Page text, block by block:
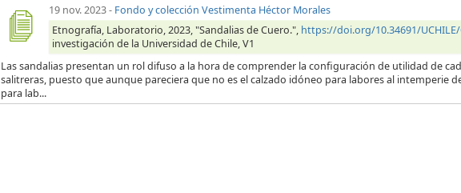
19 nov. 2023- Fondo y colección Vestimenta Héctor Morales
Etnografía, Laboratorio, 2023, "Sandalias de Cuero.", https://doi.org/10.34691/UCHILE/
investigación de la Universidad de Chile, V1
Las sandalias presentan un rol difuso a la hora de comprender la configuración de utilidad de
salitreras, puesto que aunque pareciera que no es el calzado idóneo para labores al intemperie
para lab...